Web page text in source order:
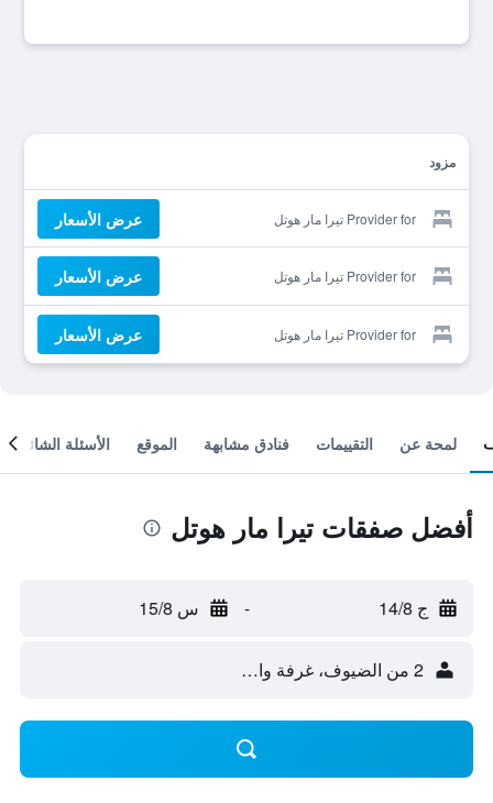
مزود
Provider for تيرا مار هوتل عرض الأسعار
Provider for تيرا مار هوتل عرض الأسعار
Provider for تيرا مار هوتل عرض الأسعار
لمحة عن التقييمات فنادق مشابهة الموقع الأسئلة الشائعة
أفضل صفقات تيرا مار هوتل
ج 14/8 - س 15/8
2 من الضيوف، غرفة واحدة